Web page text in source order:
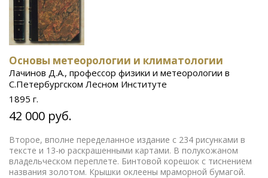
Основы метеорологии и климатологии
Лачинов Д.А., профессор физики и метеорологии в
С.Петербургском Лесном Институте
1895 г.
42 000 руб.
Второе, вполне переделанное издание с 234 рисунками в
тексте и 13-ю раскрашенными картами. В полукожаном
владельческом переплете. Бинтовой корешок с тиснением
названия золотом. Крышки оклеены мраморной бумагой.